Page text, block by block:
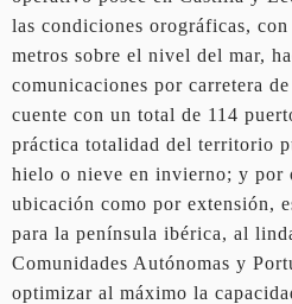
las condiciones orográficas,
metros sobre el nivel del mar,
comunicaciones por carretera
cuente con un total de 114
práctica totalidad del territorio
hielo o nieve en invierno; y por
ubicación como por extensión,
para la península ibérica, al
Comunidades Autónomas y
optimizar al máximo la